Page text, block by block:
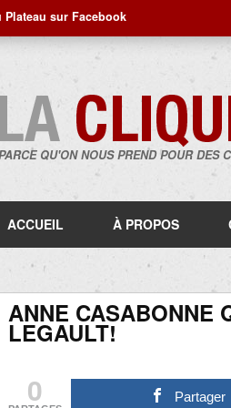
Plateau sur Facebook
QU'ON NOUS PREND POUR DES
ACCUEIL À PROPOS
ANNE CASABONNE
LEGAULT!
0 Partager